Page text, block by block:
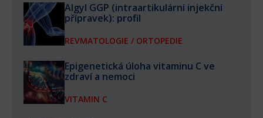
Algyl GGP (intraartikulární injekční
přípravek): profil
REVMATOLOGIE / ORTOPEDIE
Epigenetická úloha vitaminu C ve
zdraví a nemoci
VITAMIN C